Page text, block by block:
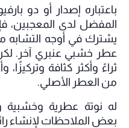
باعتباره إصدار أو دو
المفضل لدى المعجبين،
يشترك في أوجه التشابه
عطر خشبي عنبري آخر.
ثراءً وأكثر كثافة
من العطر الأصلي.
له نوتة عطرية وخشبية
بعض الملاحظات لإنشاء